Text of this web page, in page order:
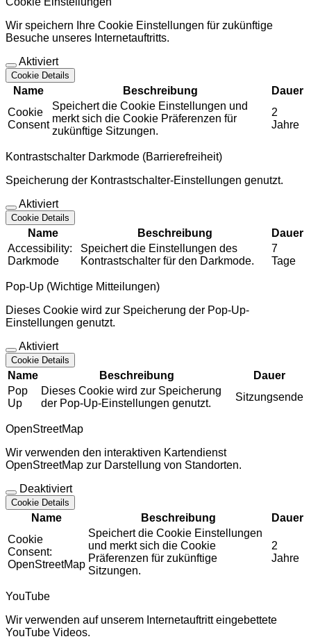
Wir speichern Ihre Cookie Einstellungen für zukünftige
Besuche unseres Internetauftritts.
Aktiviert
Cookie Details
Name Beschreibung
Dauer
Cookie
Consent
Speichert die Cookie Einstellungen und
merkt sich die Cookie Präferenzen für
zukünftige Sitzungen.
2
Jahre
Kontrastschalter Darkmode (Barrierefreiheit)
Speicherung der Kontrastschalter-Einstellungen genutzt.
Aktiviert
Cookie Details
Name Beschreibung
Dauer
Accessibility:
Darkmode
Speichert die Einstellungen des
Kontrastschalter für den Darkmode.
7
Tage
Pop-Up (Wichtige Mitteilungen)
Dieses Cookie wird zur Speicherung der Pop-Up-
Einstellungen genutzt.
Aktiviert
Cookie Details
Name Beschreibung
Dauer
Pop
Up
Dieses Cookie wird zur Speicherung
der Pop-Up-Einstellungen genutzt.
Sitzungsende
OpenStreetMap
Wir verwenden den interaktiven Kartendienst
OpenStreetMap zur Darstellung von Standorten.
Deaktiviert
Cookie Details
Name Beschreibung
Dauer
Cookie
Consent:
OpenStreetMap
Speichert die Cookie Einstellungen
und merkt sich die Cookie
Präferenzen für zukünftige
Sitzungen.
2
Jahre
YouTube
Wir verwenden auf unserem Internetauftritt eingebettete
YouTube Videos.